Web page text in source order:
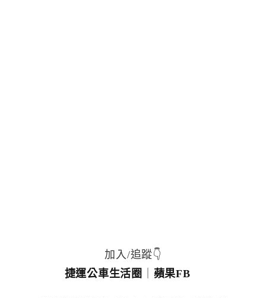
加入/追蹤👇
捷運公車生活圈
蘋果FB